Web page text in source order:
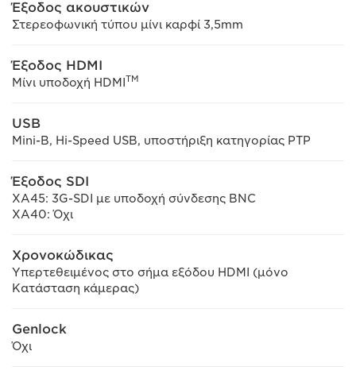
Έξοδος ακουστικών
Στερεοφωνική τύπου μίνι καρφί 3,5mm
Έξοδος HDMI
Μίνι υποδοχή HDMI TM
USB
Mini-B, Hi-Speed USB, υποστήριξη κατηγορίας PTP
Έξοδος SDI
XA45: 3G-SDI με υποδοχή σύνδεσης BNC
XA40: Όχι
Χρονοκώδικας
Υπερτεθειμένος στο σήμα εξόδου HDMI (μόνο
Κατάσταση κάμερας)
Genlock
Όχι